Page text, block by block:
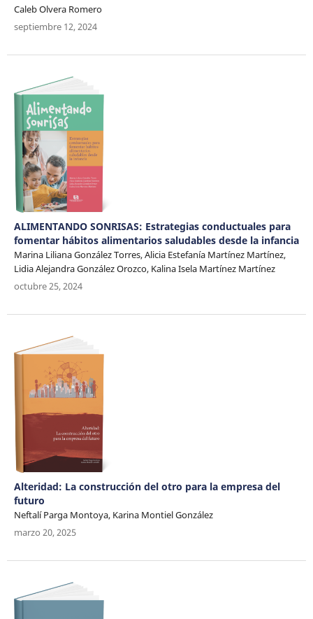
Caleb Olvera Romero
septiembre 12, 2024
ALIMENTANDO SONRISAS: Estrategias conductuales para
fomentar hábitos alimentarios saludables desde la infancia
Marina Liliana González Torres, Alicia Estefanía Martínez Martínez,
Lidia Alejandra González Orozco, Kalina Isela Martínez Martínez
octubre 25, 2024
Alteridad: La construcción del otro para la empresa del
futuro
Neftalí Parga Montoya, Karina Montiel González
marzo 20, 2025